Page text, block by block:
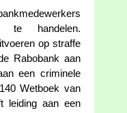
te handelen.
op straffe
Rabobank aan
een criminele
Wetboek van
leiding aan een